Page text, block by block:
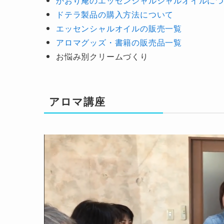
ドテラ製品の購入方法について
エッセンシャルオイルの販売一覧
アロマグッズ・書籍の販売品一覧
お悩み別クリームづくり
アロマ講座